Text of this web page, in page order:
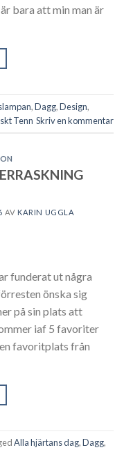
bara att min man är
,Dagg,Design,
Tenn Skriv en kommentar
AV KARIN UGGLA
funderat ut några
önska sig
på sin plats att
iaf 5 favoriter
favoritplats från
Alla hjärtans dag,Dagg,